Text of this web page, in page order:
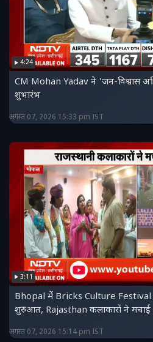
4:24
CM Mohan Yadav ने 'जन-विश्वास
शुभारंभ
अगस्त 07, 2026 15:33 pm IST
3:11
Bhopal में Bricks Culture Festival
शुरुआत, Rajasthan कलाकारों ने
अगस्त 07, 2026 15:14 pm IST